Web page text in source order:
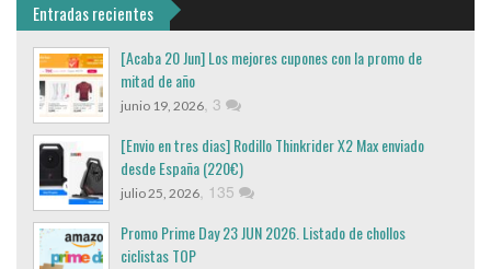
Entradas recientes
[Acaba 20 Jun] Los mejores cupones con la promo de
mitad de año
junio 19, 2026, 3
[Envio en tres dias] Rodillo Thinkrider X2 Max enviado
desde España (220€)
julio 25, 2026, 135
Promo Prime Day 23 JUN 2026. Listado de chollos
ciclistas TOP